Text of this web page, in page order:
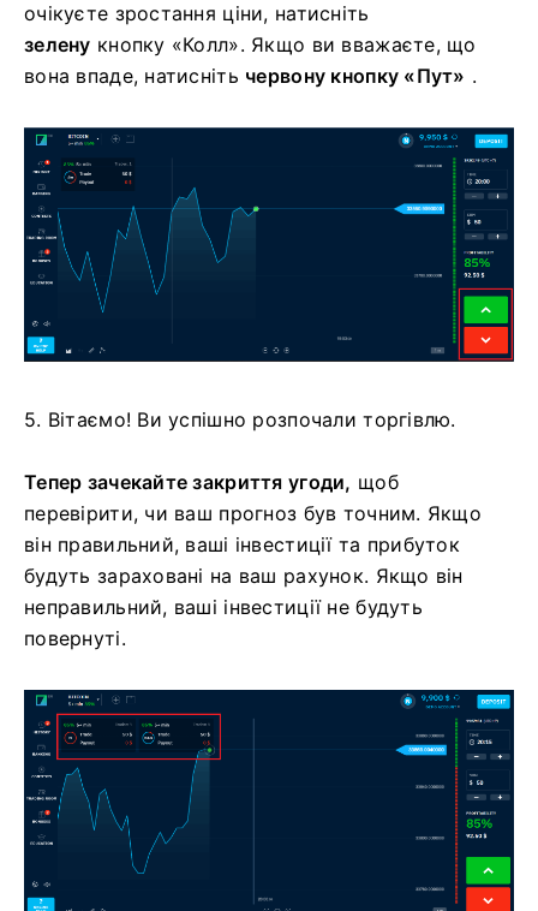
очікуєте зростання ціни, натисніть
зелену кнопку «Колл». Якщо ви вважаєте, що
вона впаде, натисніть червону кнопку «Пут» .
5. Вітаємо! Ви успішно розпочали торгівлю.
Тепер зачекайте закриття угоди, щоб
перевірити, чи ваш прогноз був точним. Якщо
він правильний, ваші інвестиції та прибуток
будуть зараховані на ваш рахунок. Якщо він
неправильний, ваші інвестиції не будуть
повернуті.